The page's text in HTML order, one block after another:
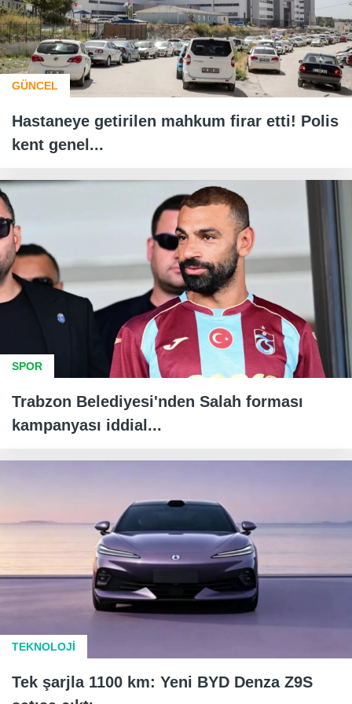
GÜNCEL
Hastaneye getirilen mahkum firar etti! Polis
kent genel...
SPOR
Trabzon Belediyesi'nden Salah forması
kampanyası iddial...
TEKNOLOJİ
Tek şarjla 1100 km: Yeni BYD Denza Z9S